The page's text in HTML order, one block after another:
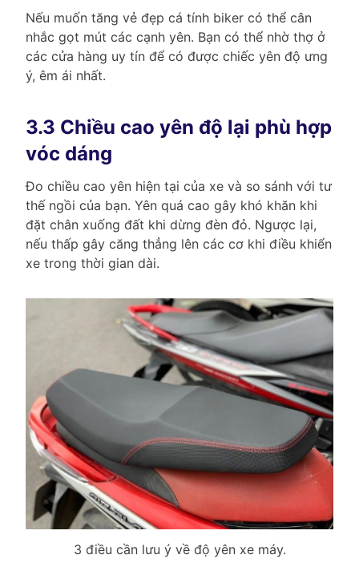
Nếu muốn tăng vẻ đẹp cá tính biker có thể cân
nhắc gọt mút các cạnh yên. Bạn có thể nhờ thợ ở
các cửa hàng uy tín để có được chiếc yên độ ưng
ý, êm ái nhất.
3.3 Chiều cao yên độ lại phù hợp
vóc dáng
Đo chiều cao yên hiện tại của xe và so sánh với tư
thế ngồi của bạn. Yên quá cao gây khó khăn khi
đặt chân xuống đất khi dừng đèn đỏ. Ngược lại,
nếu thấp gây căng thẳng lên các cơ khi điều khiển
xe trong thời gian dài.
3 điều cần lưu ý về độ yên xe máy.